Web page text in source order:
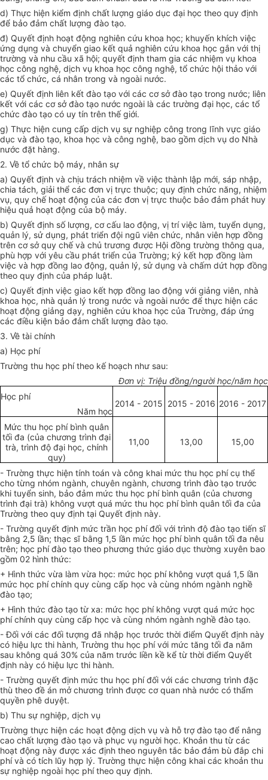
d) Thực hiện kiểm định chất lượng giáo dục đại học theo quy định
để bảo đảm chất lượng đào tạo.
đ) Quyết định hoạt động nghiên cứu khoa học; khuyến khích việc
ứng dụng và chuyển giao kết quả nghiên cứu khoa học gắn với thị
trường và nhu cầu xã hội; quyết định tham gia các nhiệm vụ khoa
học công nghệ, dịch vụ khoa học công nghệ, tổ chức hội thảo với
các tổ chức, cá nhân trong và ngoài nước.
e) Quyết định liên kết đào tạo với các cơ sở đào tạo trong nước; liên
kết với các cơ sở đào tạo nước ngoài là các trường đại học, các tổ
chức đào tạo có uy tín trên thế giới.
g) Thực hiện cung cấp dịch vụ sự nghiệp công trong lĩnh vực giáo
dục và đào tạo, khoa học và công nghệ, bao gồm dịch vụ do Nhà
nước đặt hàng.
2. Về tổ chức bộ máy, nhân sự
a) Quyết định và chịu trách nhiệm về việc thành lập mới, sáp nhập,
chia tách, giải thể các đơn vị trực thuộc; quy định chức năng, nhiệm
vụ, quy chế hoạt động của các đơn vị trực thuộc bảo đảm phát huy
hiệu quả hoạt động của bộ máy.
b) Quyết định số lượng, cơ cấu lao động, vị trí việc làm, tuyển dụng,
quản lý, sử dụng, phát triển đội ngũ viên chức, nhân viên hợp đồng
trên cơ sở quy chế và chủ trương được Hội đồng trường thông qua,
phù hợp với yêu cầu phát triển của Trường; ký kết hợp đồng làm
việc và hợp đồng lao động, quản lý, sử dụng và chấm dứt hợp đồng
theo quy định của pháp luật.
c) Quyết định việc giao kết hợp đồng lao động với giảng viên, nhà
khoa học, nhà quản lý trong nước và ngoài nước để thực hiện các
hoạt động giảng dạy, nghiên cứu khoa học của Trường, đáp ứng
các điều kiện bảo đảm chất lượng đào tạo.
3. Về tài chính
a) Học phí
Trường thu học phí theo kế hoạch như sau:
Đơn vị: Triệu đồng/người học/năm học
Học phí
Năm học
2014 - 2015 2015 - 2016 2016 - 2017
Mức thu học phí bình quân
tối đa (của chương trình đại
trà, trình độ đại học, chính
quy)
11,00 13,00 15,00
- Trường thực hiện tính toán và công khai mức thu học phí cụ thể
cho từng nhóm ngành, chuyên ngành, chương trình đào tạo trước
khi tuyển sinh, bảo đảm mức thu học phí bình quân (của chương
trình đại trà) không vượt quá mức thu học phí bình quân tối đa của
Trường theo quy định tại Quyết định này.
- Trường quyết định mức trần học phí đối với trình độ đào tạo tiến sĩ
bằng 2,5 lần; thạc sĩ bằng 1,5 lần mức học phí bình quân tối đa nêu
trên; học phí đào tạo theo phương thức giáo dục thường xuyên bao
gồm 02 hình thức:
+ Hình thức vừa làm vừa học: mức học phí không vượt quá 1,5 lần
mức học phí chính quy cùng cấp học và cùng nhóm ngành nghề
đào tạo;
+ Hình thức đào tạo từ xa: mức học phí không vượt quá mức học
phí chính quy cùng cấp học và cùng nhóm ngành nghề đào tạo.
- Đối với các đối tượng đã nhập học trước thời điểm Quyết định này
có hiệu lực thi hành, Trường thu học phí với mức tăng tối đa năm
sau không quá 30% của năm trước liền kề kể từ thời điểm Quyết
định này có hiệu lực thi hành.
- Trường quyết định mức thu học phí đối với các chương trình đặc
thù theo đề án mở chương trình được cơ quan nhà nước có thẩm
quyền phê duyệt.
b) Thu sự nghiệp, dịch vụ
Trường thực hiện các hoạt động dịch vụ và hỗ trợ đào tạo để nâng
cao chất lượng đào tạo và phục vụ người học. Khoản thu từ các
hoạt động này được xác định theo nguyên tắc bảo đảm bù đắp chi
phí và có tích lũy hợp lý. Trường thực hiện công khai các khoản thu
sự nghiệp ngoài học phí theo quy định.